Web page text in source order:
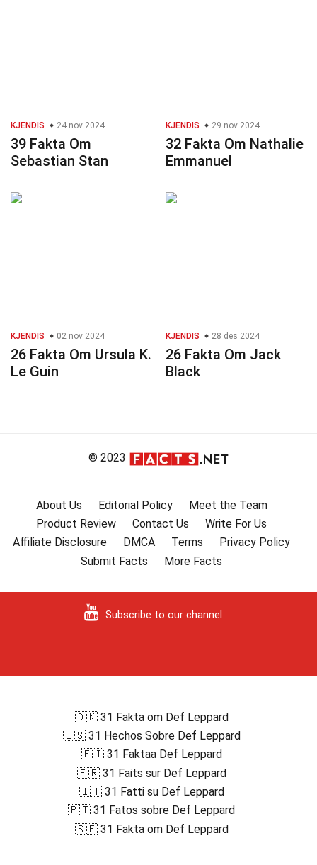
KJENDIS 24 nov 2024
39 Fakta Om
Sebastian Stan
KJENDIS 29 nov 2024
32 Fakta Om Nathalie
Emmanuel
KJENDIS 02 nov 2024
26 Fakta Om Ursula K.
Le Guin
KJENDIS 28 des 2024
26 Fakta Om Jack
Black
© 2023
About Us Editorial Policy
Meet the Team
Product Review
Contact Us
Write For Us
Affiliate Disclosure
DMCA Terms
Privacy Policy
Submit Facts
More Facts
Subscribe to our channel
🇩🇰 31 Fakta om Def Leppard
🇪🇸 31 Hechos Sobre Def Leppard
🇫🇮 31 Faktaa Def Leppard
🇫🇷 31 Faits sur Def Leppard
🇮🇹 31 Fatti su Def Leppard
🇵🇹 31 Fatos sobre Def Leppard
🇸🇪 31 Fakta om Def Leppard